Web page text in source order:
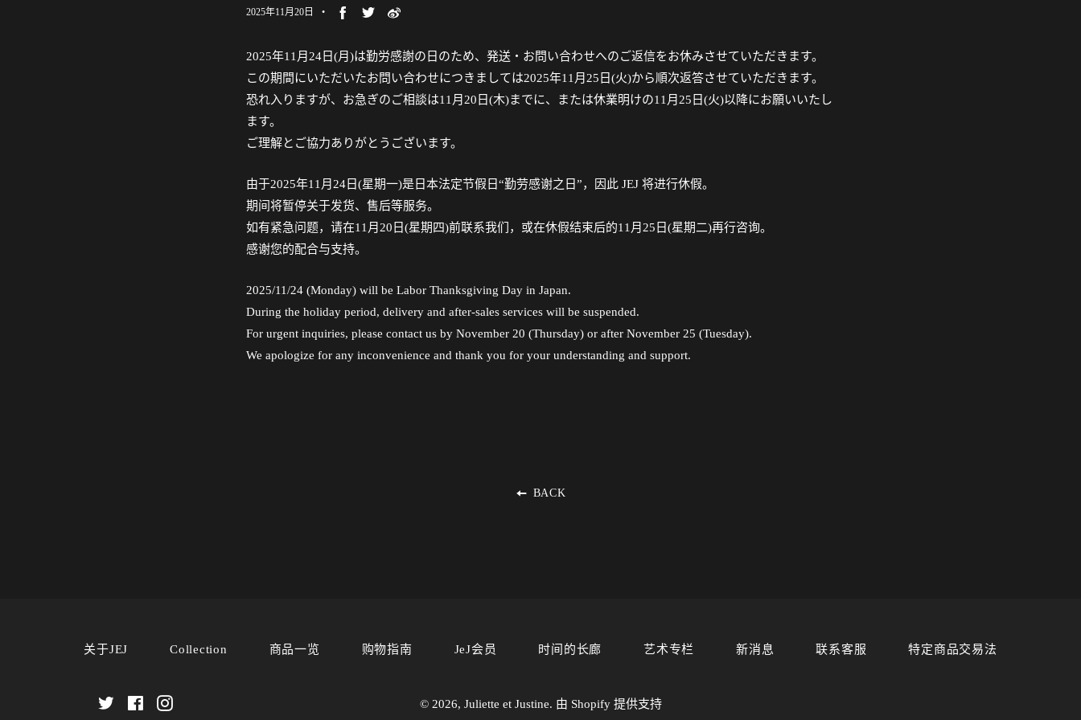
2025年11月20日
2025年11月24日(月)は勤労感謝の日のため、発送・お問い合わせへのご返信をお休みさせていただきます。
この期間にいただいたお問い合わせにつきましては2025年11月25日(火)から順次返答させていただきます。
恐れ入りますが、お急ぎのご相談は11月20日(木)までに、または休業明けの11月25日(火)以降にお願いいたし
ます。
ご理解とご協力ありがとうございます。
由于2025年11月24日(星期一)是日本法定节假日“勤劳感谢之日”，因此 JEJ 将进行休假。
期间将暂停关于发货、售后等服务。
如有紧急问题，请在11月20日(星期四)前联系我们，或在休假结束后的11月25日(星期二)再行咨询。
感谢您的配合与支持。
2025/11/24 (Monday) will be Labor Thanksgiving Day in Japan.
During the holiday period, delivery and after-sales services will be suspended.
For urgent inquiries, please contact us by November 20 (Thursday) or after November 25 (Tuesday).
We apologize for any inconvenience and thank you for your understanding and support.
BACK
关于JEJ Collection 商品一览 购物指南 JeJ会员 时间的长廊 艺术专栏 新消息 联系客服 特定商品交易法
TwitterFacebookInstagram © 2026, Juliette et Justine. 由 Shopify 提供支持